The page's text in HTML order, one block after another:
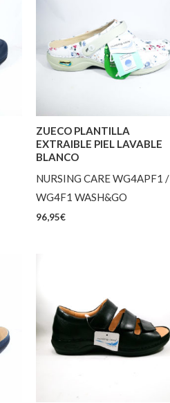
ZUECO PLANTILLA
EXTRAIBLE PIEL LAVABLE
BLANCO
NURSING CARE WG4APF1 /
WG4F1 WASH&GO
96,95€